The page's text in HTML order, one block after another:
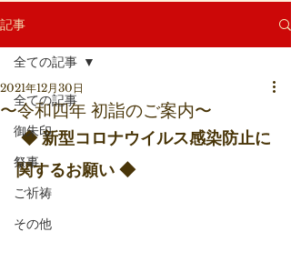
記事
全ての記事
御朱印
祭事
ご祈祷
その他
全ての記事
〜令和四年 初詣のご案内〜
2021年12月30日
◆ 新型コロナウイルス感染防止に
関するお願い ◆